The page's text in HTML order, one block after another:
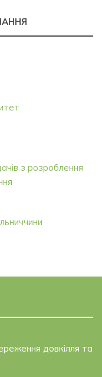
з розроблення
довкілля та